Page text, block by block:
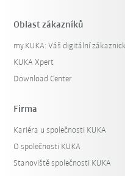
Oblast zákazníků
my.KUKA: Váš digitální
KUKA Xpert
Download Center
Firma
Kariéra u společnosti KUKA
O společnosti KUKA
Stanoviště společnosti KUKA